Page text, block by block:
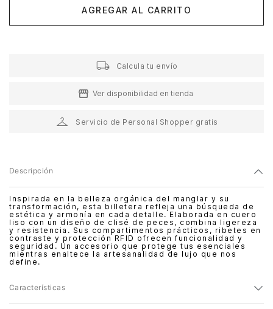
AGREGAR AL CARRITO
Calcula tu envío
Ver disponibilidad en tienda
Servicio de Personal Shopper gratis
Descripción
Inspirada en la belleza orgánica del manglar y su
transformación, esta billetera refleja una búsqueda de
estética y armonía en cada detalle. Elaborada en cuero
liso con un diseño de clisé de peces, combina ligereza
y resistencia. Sus compartimentos prácticos, ribetes en
contraste y protección RFID ofrecen funcionalidad y
seguridad. Un accesorio que protege tus esenciales
mientras enaltece la artesanalidad de lujo que nos
define.
Características